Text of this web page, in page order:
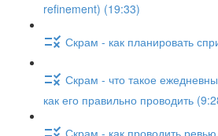
refinement) (19:33)
Скрам - как планировать
Скрам - что такое
как его правильно проводить
Скрам - как проводить